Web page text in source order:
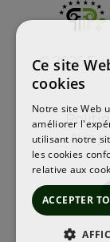
© 2026
Avis
Ce site
cookies
Notre site Web
améliorer
utilisant notre
les cookies
relative aux
ACCEPTER